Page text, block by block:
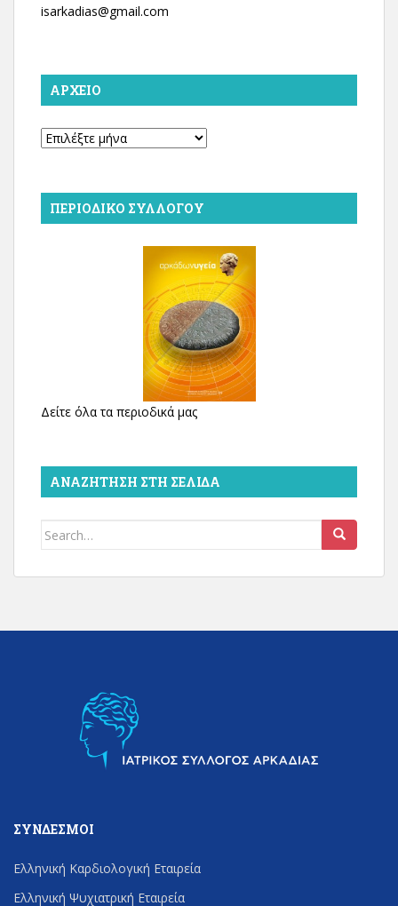
isarkadias@gmail.com
ΑΡΧΕΊΟ
Αρχείο
ΠΕΡΙΟΔΙΚΌ ΣΥΛΛΌΓΟΥ
Δείτε όλα τα περιοδικά μας
ΑΝΑΖΉΤΗΣΗ ΣΤΗ ΣΕΛΊΔΑ
Search
ΣΎΝΔΕΣΜΟΙ
Ελληνική Καρδιολογική Εταιρεία
Ελληνική Ψυχιατρική Εταιρεία